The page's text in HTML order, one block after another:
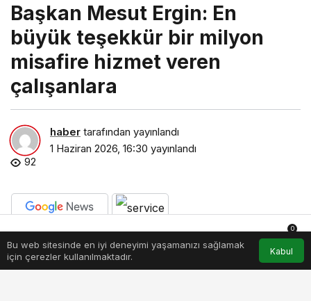
Başkan Mesut Ergin: En
büyük teşekkür bir milyon
misafire hizmet veren
çalışanlara
haber tarafından yayınlandı
1 Haziran 2026, 16:30 yayınlandı
92
BEĞEN PAYLAŞ
Ayvalık Belediye Başkanı Mesut Ergin, Kurban
Bu web sitesinde en iyi deneyimi yaşamanızı sağlamak
için çerezler kullanılmaktadır.
Kabul
Anasayfa Akış Hesabım Bildirimler
0